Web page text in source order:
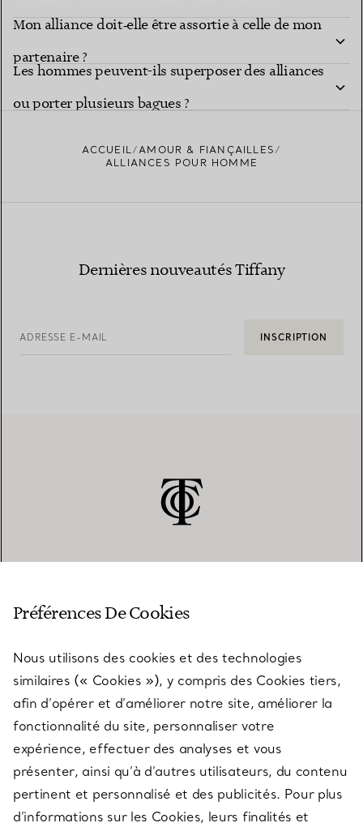
Mon alliance doit‑elle être assortie à celle de mon
partenaire ?
Les hommes peuvent-ils superposer des alliances
ou porter plusieurs bagues ?
ACCUEIL
AMOUR & FIANÇAILLES
ALLIANCES POUR HOMME
Dernières nouveautés Tiffany
ADRESSE E-MAIL INSCRIPTION
SERVICES
À PROPOS
QUESTIONS LÉGALES
Préférences De Cookies
Nous utilisons des cookies et des technologies
similaires (« Cookies »), y compris des Cookies tiers,
afin d’opérer et d’améliorer notre site, améliorer la
fonctionnalité du site, personnaliser votre
expérience, effectuer des analyses et vous
présenter, ainsi qu’à d’autres utilisateurs, du contenu
pertinent et personnalisé et des publicités. Pour plus
d’informations sur les Cookies, leurs finalités et